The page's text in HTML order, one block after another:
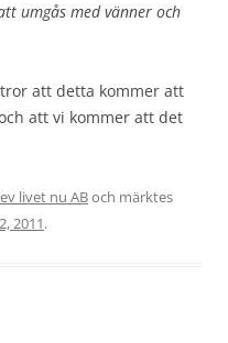
umgås med vänner och
att detta kommer att
att vi kommer att det
livet nu ABoch märktes
2011.